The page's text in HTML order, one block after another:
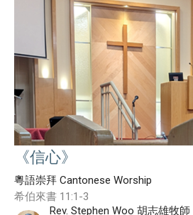
《信心》
粵語崇拜 Cantonese Worship
希伯來書 11:1-3
Rev. Stephen Woo 胡志雄牧師